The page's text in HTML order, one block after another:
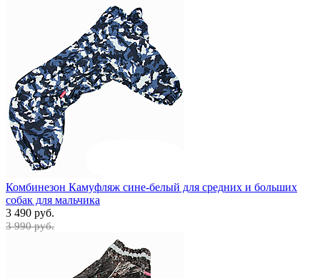
Комбинезон Камуфляж сине-белый для средних и больших
собак для мальчика
3 490 руб.
3 990 руб.